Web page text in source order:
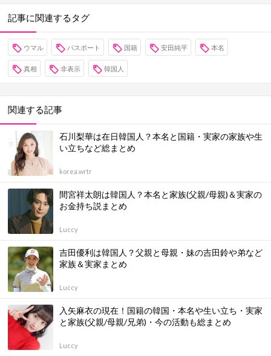
記事に関連するタグ
ウマル パスポート 国籍 安田純平 本名
真相 非表示 韓国人
関連する記事
石川梨華は在日韓国人？本名と国籍・実家の家族や生
い立ちなど総まとめ
korea.wrtr
間宮祥太朗は韓国人？本名と家族(父親/母親)＆実家の
お金持ち説まとめ
Luccy
吉田優利は韓国人？父親と母親・妹の吉田鈴や弟など
家族＆実家まとめ
Luccy
入矢麻衣の現在！国籍の韓国・本名や生い立ち・実家
と家族(父親/母親/兄弟)・今の活動も総まとめ
Luccy